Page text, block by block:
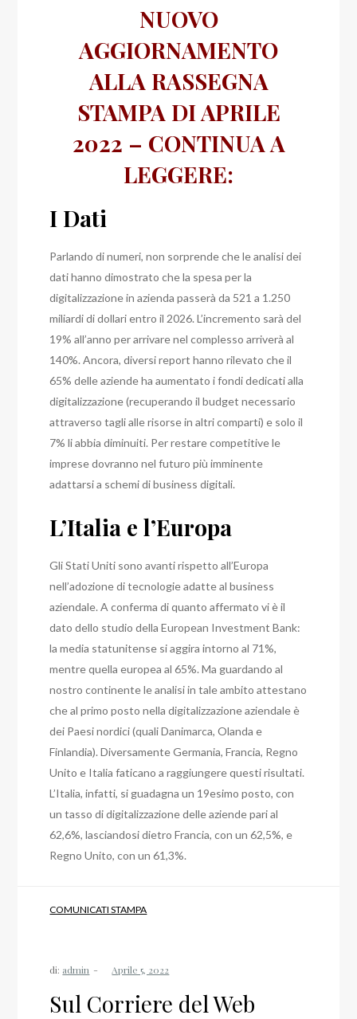
NUOVO
AGGIORNAMENTO
ALLA RASSEGNA
STAMPA DI APRILE
2022 – CONTINUA A
LEGGERE:
I Dati
Parlando di numeri, non sorprende che le analisi dei
dati hanno dimostrato che la spesa per la
digitalizzazione in azienda passerà da 521 a 1.250
miliardi di dollari entro il 2026. L’incremento sarà del
19% all’anno per arrivare nel complesso arriverà al
140%.Ancora, diversi report hanno rilevato che il
65% delle aziende ha aumentato i fondi dedicati alla
digitalizzazione (recuperando il budget necessario
attraverso tagli alle risorse in altri comparti) e solo il
7% li abbia diminuiti. Per restare competitive le
imprese dovranno nel futuro più imminente
adattarsi a schemi di business digitali.
L’Italia e l’Europa
Gli Stati Uniti sono avanti rispetto all’Europa
nell’adozione di tecnologie adatte al business
aziendale. A conferma di quanto affermato vi è il
dato dello studio della European Investment Bank:
la media statunitense si aggira intorno al 71%,
mentre quella europea al 65%.Ma guardando al
nostro continente le analisi in tale ambito attestano
che al primo posto nella digitalizzazione aziendale è
dei Paesi nordici (quali Danimarca, Olanda e
Finlandia). Diversamente Germania, Francia, Regno
Unito e Italia faticano a raggiungere questi risultati.
L’Italia, infatti, si guadagna un 19esimo posto, con
un tasso di digitalizzazione delle aziende pari al
62,6%, lasciandosi dietro Francia, con un 62,5%, e
Regno Unito, con un 61,3%.
COMUNICATI STAMPA
di: admin
Sul Corriere del Web